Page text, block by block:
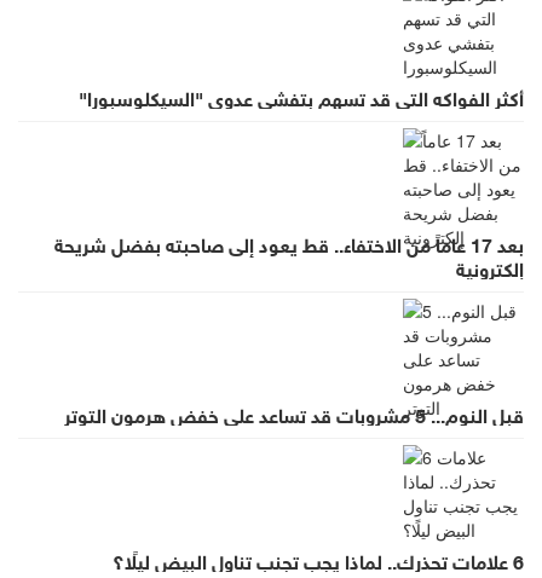
أكثر الفواكه التي قد تسهم بتفشي عدوى "السيكلوسبورا"
بعد 17 عاماً من الاختفاء.. قط يعود إلى صاحبته بفضل شريحة
إلكترونية
قبل النوم... 5 مشروبات قد تساعد على خفض هرمون التوتر
6 علامات تحذرك.. لماذا يجب تجنب تناول البيض ليلًا؟